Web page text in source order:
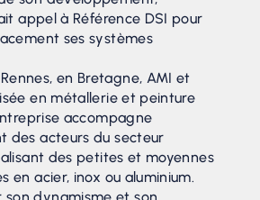
appel à Référence DSI pour
ses systèmes
en Bretagne, AMI et
en métallerie et peinture
accompagne
des acteurs du secteur
des petites et moyennes
en acier, inox ou aluminium.